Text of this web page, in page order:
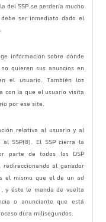
del SSP se perdería mucho
ser inmediato dado el
información sobre dónde
quieren sus anuncios en
el usuario. También los
con la que el usuario visita
por ese site.
relativa al usuario y al
SSP(8). El SSP cierra la
parte de todos los DSP
al ganador
el mismo que el de un ad
y éste le manda de vuelta
o anunciante que está
dura milisegundos.